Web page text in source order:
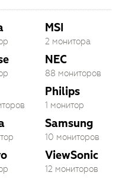
MSI
2 монитора
NEC
88 мониторов
Philips
1 монитор
Samsung
10 мониторов
ViewSonic
12 мониторов